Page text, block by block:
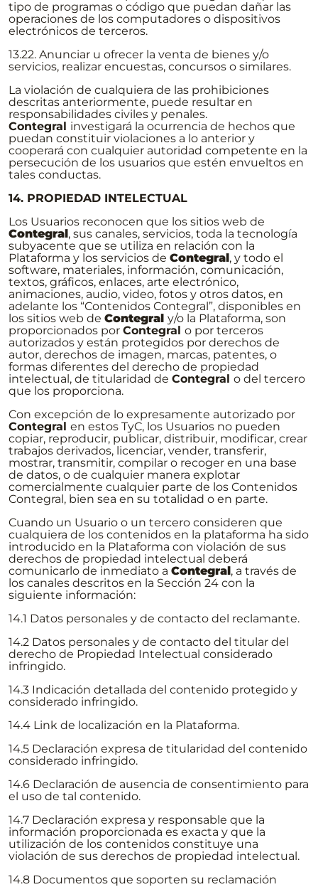
tipo de programas o código que puedan dañar las
operaciones de los computadores o dispositivos
electrónicos de terceros.
13.22. Anunciar u ofrecer la venta de bienes y/o
servicios, realizar encuestas, concursos o similares.
La violación de cualquiera de las prohibiciones
descritas anteriormente, puede resultar en
responsabilidades civiles y penales.
Contegral investigará la ocurrencia de hechos que
puedan constituir violaciones a lo anterior y
cooperará con cualquier autoridad competente en la
persecución de los usuarios que estén envueltos en
tales conductas.
14. PROPIEDAD INTELECTUAL
Los Usuarios reconocen que los sitios web de
Contegral, sus canales, servicios, toda la tecnología
subyacente que se utiliza en relación con la
Plataforma y los servicios de Contegral, y todo el
software, materiales, información, comunicación,
textos, gráficos, enlaces, arte electrónico,
animaciones, audio, video, fotos y otros datos, en
adelante los “Contenidos Contegral”, disponibles en
los sitios web de Contegral y/o la Plataforma, son
proporcionados por Contegral o por terceros
autorizados y están protegidos por derechos de
autor, derechos de imagen, marcas, patentes, o
formas diferentes del derecho de propiedad
intelectual, de titularidad de Contegral o del tercero
que los proporciona.
Con excepción de lo expresamente autorizado por
Contegral en estos TyC, los Usuarios no pueden
copiar, reproducir, publicar, distribuir, modificar, crear
trabajos derivados, licenciar, vender, transferir,
mostrar, transmitir, compilar o recoger en una base
de datos, o de cualquier manera explotar
comercialmente cualquier parte de los Contenidos
Contegral, bien sea en su totalidad o en parte.
Cuando un Usuario o un tercero consideren que
cualquiera de los contenidos en la plataforma ha sido
introducido en la Plataforma con violación de sus
derechos de propiedad intelectual deberá
comunicarlo de inmediato a Contegral, a través de
los canales descritos en la Sección 24 con la
siguiente información:
14.1 Datos personales y de contacto del reclamante.
14.2 Datos personales y de contacto del titular del
derecho de Propiedad Intelectual considerado
infringido.
14.3 Indicación detallada del contenido protegido y
considerado infringido.
14.4 Link de localización en la Plataforma.
14.5 Declaración expresa de titularidad del contenido
considerado infringido.
14.6 Declaración de ausencia de consentimiento para
el uso de tal contenido.
14.7 Declaración expresa y responsable que la
información proporcionada es exacta y que la
utilización de los contenidos constituye una
violación de sus derechos de propiedad intelectual.
14.8 Documentos que soporten su reclamación